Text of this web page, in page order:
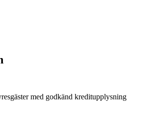
med godkänd kreditupplysning